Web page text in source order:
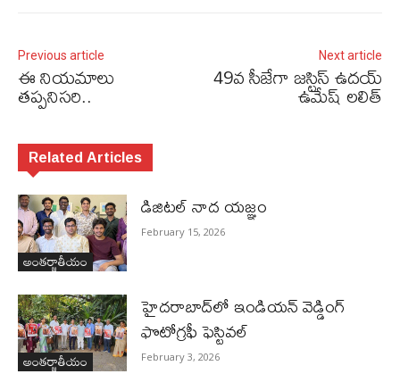
Previous article
ఈ నియమాలు
తప్పనిసరి..
Next article
49వ సీజేగా జస్టిస్ ఉదయ్
ఉమేష్‌ లలిత్
Related Articles
అంతర్జాతీయం
డిజిటల్ నాద యజ్ఞం
February 15, 2026
అంతర్జాతీయం
హైదరాబాద్‌లో ఇండియన్ వెడ్డింగ్
ఫొటోగ్రఫీ ఫెస్టివల్
February 3, 2026